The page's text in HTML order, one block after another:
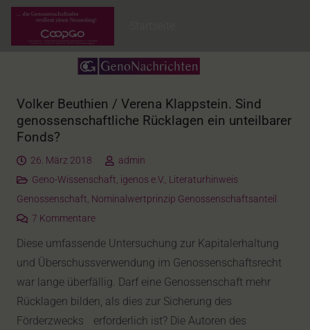
Volker Beuthien / Verena Klappstein. Sind
genossenschaftliche Rücklagen ein unteilbarer
Fonds?
26. März 2018
admin
Geno-Wissenschaft, igenos e.V., Literaturhinweis
Genossenschaft, Nominalwertprinzip Genossenschaftsanteil
7 Kommentare
Diese umfassende Untersuchung zur Kapitalerhaltung
und Überschussverwendung im Genossenschaftsrecht
war lange überfällig. Darf eine Genossenschaft mehr
Rücklagen bilden, als dies zur Sicherung des
Förderzwecks erforderlich ist? Die Autoren des